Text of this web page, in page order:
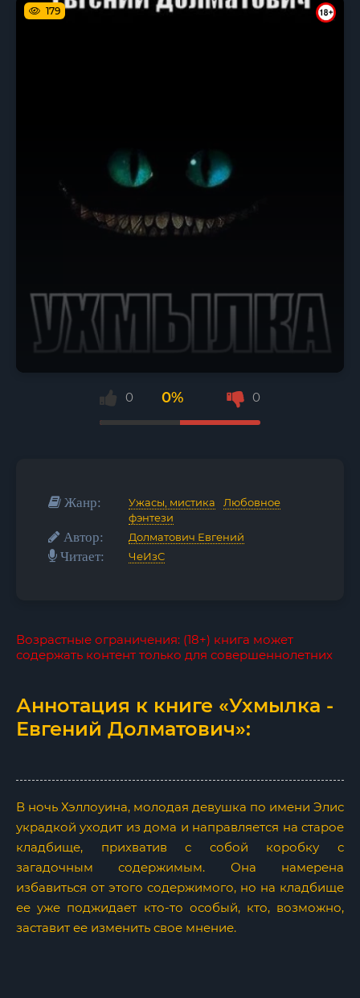
179
0 0% 0
Жанр: Ужасы, мистика
Любовное
фэнтези
Автор: Долматович Евгений
Читает: ЧеИзС
Возрастные ограничения: (18+) книга может
содержать контент только для совершеннолетних
Аннотация к книге «Ухмылка -
Евгений Долматович»:
В ночь Хэллоуина, молодая девушка по имени Элис
украдкой уходит из дома и направляется на старое
кладбище, прихватив с собой коробку с
загадочным содержимым. Она намерена
избавиться от этого содержимого, но на кладбище
ее уже поджидает кто-то особый, кто, возможно,
заставит ее изменить свое мнение.